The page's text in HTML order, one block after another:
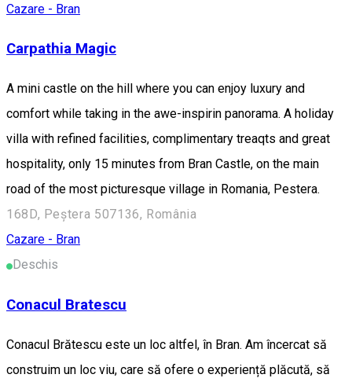
Cazare - Bran
Carpathia Magic
A mini castle on the hill where you can enjoy luxury and
comfort while taking in the awe-inspirin panorama. A holiday
villa with refined facilities, complimentary treaqts and great
hospitality, only 15 minutes from Bran Castle, on the main
road of the most picturesque village in Romania, Pestera.
168D, Peștera 507136, România
Cazare - Bran
Deschis
Conacul Bratescu
Conacul Brătescu este un loc altfel, în Bran. Am încercat să
construim un loc viu, care să ofere o experiență plăcută, să